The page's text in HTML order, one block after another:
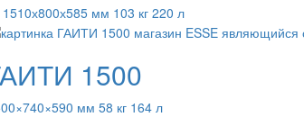
1510х800х585 мм 103 кг 220 л
1500
мм 58 кг 164 л